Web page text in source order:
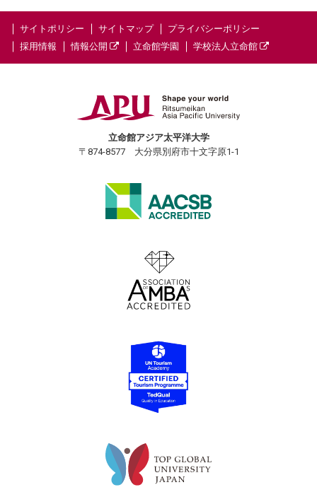
サイトポリシー サイトマップ
プライバシーポリシー
採用情報
情報公開 立命館学園 学校法人立命館
立命館アジア太平洋大学
〒874-8577 大分県別府市十文字原1-1